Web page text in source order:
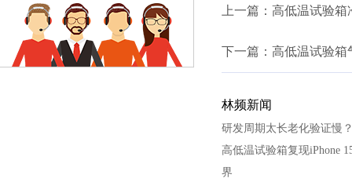
上一篇： 高低温试验箱
下一篇： 高低温试验箱
林频新闻
研发周期太长老化验证慢
高低温试验箱复现iPhone
界